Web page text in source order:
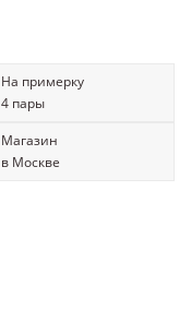
На примерку
4 пары
Магазин
в Москве